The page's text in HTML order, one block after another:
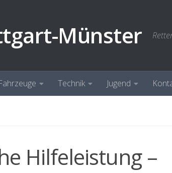
Münster
Technik Jugend
Hilfeleistung –